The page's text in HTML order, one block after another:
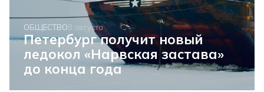
ОБЩЕСТВО8 августа
Петербург получит новый
ледокол «Нарвская застава»
до конца года